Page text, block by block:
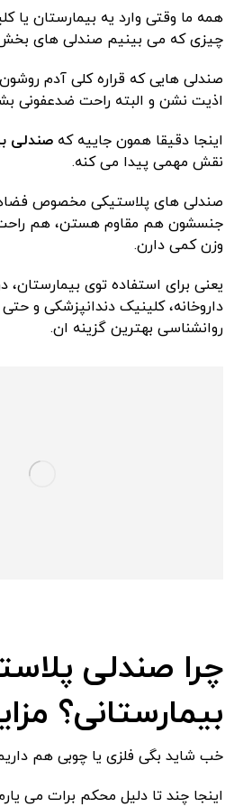
همه ما وقتی وارد یه بیمارستان یا
چیزی که می بینیم صندلی های بخش
صندلی هایی که قراره کلی آدم
اذیت نشن و البته راحت ضدعفونی
اینجا دقیقا همون جاییه کهصندلی
نقش مهمی پیدا می کنه.
صندلی های پلاستیکی مخصوص
جنسشون هم مقاوم هستن، هم
وزن کمی دارن.
یعنی برای استفاده توی بیمارستان،
داروخانه، کلینیک دندانپزشکی و
روانشناسی بهترین گزینه ان.
چرا صندلی
بیمارستانی؟
خب شاید بگی فلزی یا چوبی هم
اینجا چند تا دلیل محکم برات می